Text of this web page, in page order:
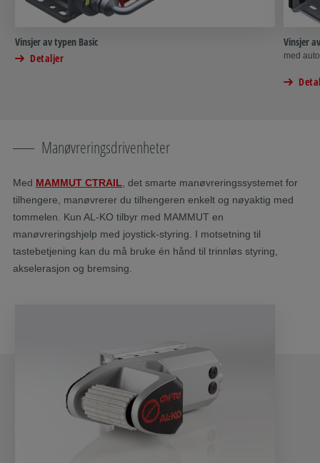
Vinsjer av typen Basic
Detaljer
Vinsjer
med
Manøvreringsdrivenheter
Med MAMMUT CTRAIL , det smarte manøvreringssystemet for
tilhengere, manøvrerer du tilhengeren enkelt og nøyaktig med
tommelen. Kun AL-KO tilbyr med MAMMUT en
manøvreringshjelp med joystick-styring. I motsetning til
tastebetjening kan du må bruke én hånd til trinnløs styring,
akselerasjon og bremsing.